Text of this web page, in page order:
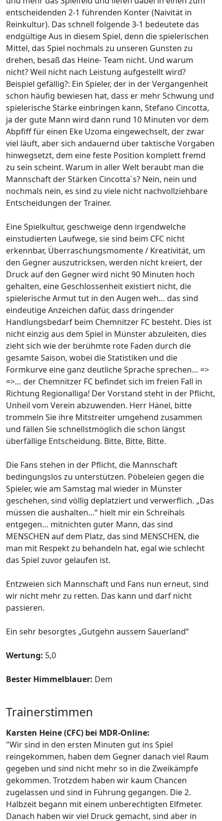
entscheidenden 2-1 führenden Konter (Naivität in
Reinkultur). Das schnell folgende 3-1 bedeutete das
endgültige Aus in diesem Spiel, denn die spielerischen
Mittel, das Spiel nochmals zu unseren Gunsten zu
drehen, besaß das Heine- Team nicht. Und warum
nicht? Weil nicht nach Leistung aufgestellt wird?
Beispiel gefällig?: Ein Spieler, der in der Vergangenheit
schon häufig bewiesen hat, dass er mehr Schwung und
spielerische Stärke einbringen kann, Stefano Cincotta,
ja der gute Mann wird dann rund 10 Minuten vor dem
Abpfiff für einen Eke Uzoma eingewechselt, der zwar
viel läuft, aber sich andauernd über taktische Vorgaben
hinwegsetzt, dem eine feste Position komplett fremd
zu sein scheint. Warum in aller Welt beraubt man die
Mannschaft der Stärken Cincotta´s? Nein, nein und
nochmals nein, es sind zu viele nicht nachvollziehbare
Entscheidungen der Trainer.
Eine Spielkultur, geschweige denn irgendwelche
einstudierten Laufwege, sie sind beim CFC nicht
erkennbar, Überraschungsmomente / Kreativität, um
den Gegner auszutricksen, werden nicht kreiert, der
Druck auf den Gegner wird nicht 90 Minuten hoch
gehalten, eine Geschlossenheit existiert nicht, die
spielerische Armut tut in den Augen weh… das sind
eindeutige Anzeichen dafür, dass dringender
Handlungsbedarf beim Chemnitzer FC besteht. Dies ist
nicht einzig aus dem Spiel in Münster abzuleiten, dies
zieht sich wie der berühmte rote Faden durch die
gesamte Saison, wobei die Statistiken und die
Formkurve eine ganz deutliche Sprache sprechen… =>
=>… der Chemnitzer FC befindet sich im freien Fall in
Richtung Regionalliga! Der Vorstand steht in der Pflicht,
Unheil vom Verein abzuwenden. Herr Hänel, bitte
trommeln Sie ihre Mitstreiter umgehend zusammen
und fällen Sie schnellstmöglich die schon längst
überfällige Entscheidung. Bitte, Bitte, Bitte.
Die Fans stehen in der Pflicht, die Mannschaft
bedingungslos zu unterstützen. Pöbeleien gegen die
Spieler, wie am Samstag mal wieder in Münster
geschehen, sind völlig deplatziert und verwerflich. „Das
müssen die aushalten…“ hielt mir ein Schreihals
entgegen… mitnichten guter Mann, das sind
MENSCHEN auf dem Platz, das sind MENSCHEN, die
man mit Respekt zu behandeln hat, egal wie schlecht
das Spiel zuvor gelaufen ist.
Entzweien sich Mannschaft und Fans nun erneut, sind
wir nicht mehr zu retten. Das kann und darf nicht
passieren.
Ein sehr besorgtes „Gutgehn aussem Sauerland“
Wertung: 5,0
Bester Himmelblauer: Dem
Trainerstimmen
Karsten Heine (CFC) bei MDR-Online:
"Wir sind in den ersten Minuten gut ins Spiel
reingekommen, haben dem Gegner danach viel Raum
gegeben und sind nicht mehr so in die Zweikämpfe
gekommen. Trotzdem haben wir kaum Chancen
zugelassen und sind in Führung gegangen. Die 2.
Halbzeit begann mit einem unberechtigten Elfmeter.
Danach haben wir viel Druck gemacht, sind aber in